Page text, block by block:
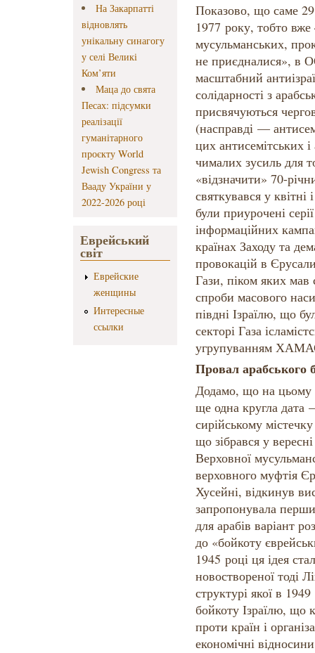
На Закарпатті
відновлять
унікальну синагогу
у селі Великі
Ком’яти
Маца до свята
Песах: підсумки
реалізації
гуманітарного
проєкту World
Jewish Congress та
Вааду України у
2022-2026 році
Еврейський
світ
Еврейские
женщины
Интересные
ссылки
Показово, що саме
1977 року, тобто вже
мусульманських,
не приєдналися», в
масштабний
солідарності з
присвячуються
(насправді —
цих антисемітських
чималих зусиль для
«відзначити» 70-
святкувався у квітні
були приурочені
інформаційних
країнах Заходу та
провокацій в
Гази, піком яких
спроби масового
півдні Ізраїлю, що
секторі Газа
угрупуванням
Провал арабського
Додамо, що на цьому
ще одна кругла дата
сирійському
що зібрався у
Верховної
верховного муфтія
Хусейні, відкинув
запропонувала
для арабів варіант
до «бойкоту
1945 році ця ідея
новоствореної тоді
структурі якої в
бойкоту Ізраїлю, що
проти країн і
економічні